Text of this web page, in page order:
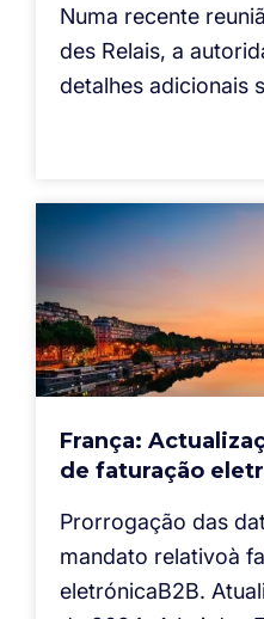
Numa recente
des Relais, a
detalhes adicionais
França:
de faturação
Prorrogação das
mandato relativoà
eletrónicaB2B.